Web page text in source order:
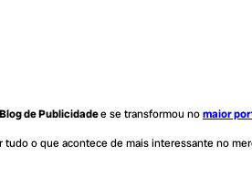
Blog de Publicidadee se transformou nomaior
tudo o que acontece de mais interessante no